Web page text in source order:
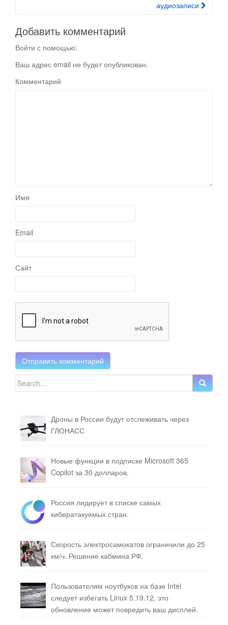
аудиозаписи
Добавить комментарий
Войти с помощью:
Ваш адрес email не будет опубликован.
Комментарий
Имя
Email
Сайт
Search for:
Дроны в России будут отслеживать через
ГЛОНАСС
Новые функции в подписке Microsoft 365
Copilot за 30 долларов.
Россия лидирует в списке самых
кибератакуемых стран.
Скорость электросамокатов ограничили до 25
км/ч. Решение кабмина РФ.
Пользователям ноутбуков на базе Intel
следует избегать Linux 5.19.12, это
обновление может повредить ваш дисплей.